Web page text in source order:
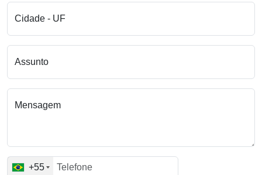
Cidade - UF
Assunto
Mensagem
+55